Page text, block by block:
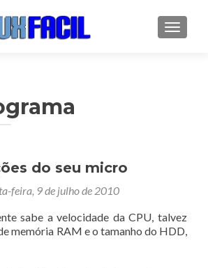
do seu micro
feira, 9 de julho de 2010
sabe a velocidade da CPU, talvez
memória RAM e o tamanho do HDD,